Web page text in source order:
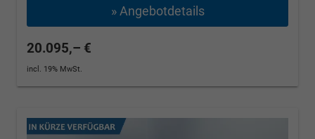
» Angebotdetails
20.095,– €
incl. 19% MwSt.